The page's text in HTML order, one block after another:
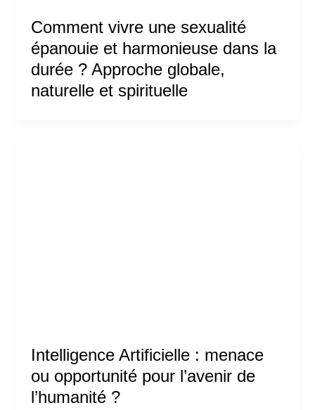
Comment vivre une sexualité
épanouie et harmonieuse dans la
durée ? Approche globale,
naturelle et spirituelle
Intelligence Artificielle : menace
ou opportunité pour l’avenir de
l’humanité ?